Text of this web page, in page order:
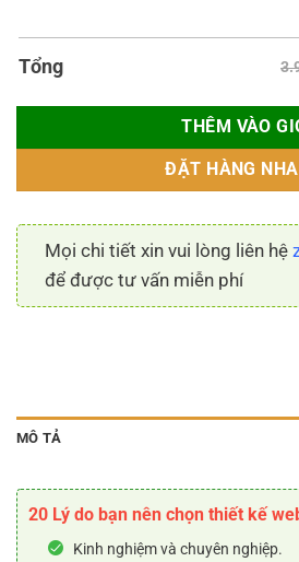
Tổng
THÊM VÀO
ĐẶT HÀNG
Mọi chi tiết xin vui lòng liên hệ
để được tư vấn miễn phí
MÔ TẢ
20 Lý do bạn nên chọn thiết kế
Kinh nghiệm và chuyên nghiệp.